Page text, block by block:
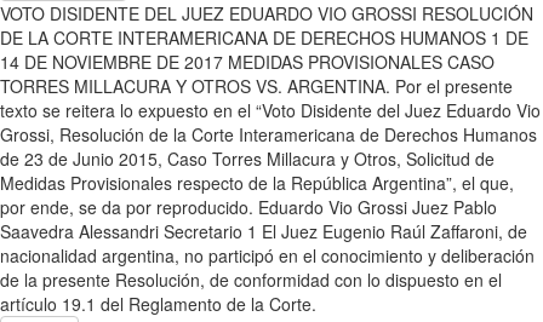
VOTO DISIDENTE DEL JUEZ EDUARDO VIO GROSSI RESOLUCIÓN
DE LA CORTE INTERAMERICANA DE DERECHOS HUMANOS 1 DE
14 DE NOVIEMBRE DE 2017 MEDIDAS PROVISIONALES CASO
TORRES MILLACURA Y OTROS VS. ARGENTINA. Por el presente
texto se reitera lo expuesto en el “Voto Disidente del Juez Eduardo Vio
Grossi, Resolución de la Corte Interamericana de Derechos Humanos
de 23 de Junio 2015, Caso Torres Millacura y Otros, Solicitud de
Medidas Provisionales respecto de la República Argentina”, el que,
por ende, se da por reproducido. Eduardo Vio Grossi Juez Pablo
Saavedra Alessandri Secretario 1 El Juez Eugenio Raúl Zaffaroni, de
nacionalidad argentina, no participó en el conocimiento y deliberación
de la presente Resolución, de conformidad con lo dispuesto en el
artículo 19.1 del Reglamento de la Corte.